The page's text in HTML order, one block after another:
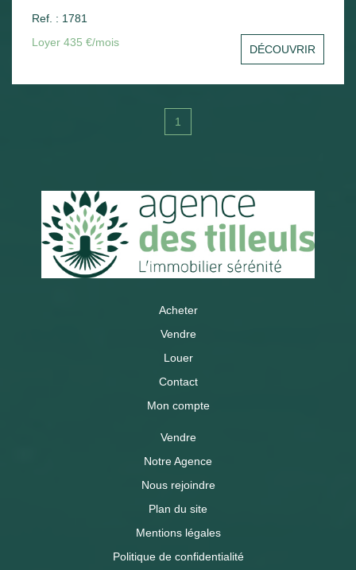
Chauffage électrique.
Ref. : 1781
Loyer 435 €/mois
DÉCOUVRIR
1
Acheter
Vendre
Louer
Contact
Mon compte
Vendre
Notre Agence
Nous rejoindre
Plan du site
Mentions légales
Politique de confidentialité